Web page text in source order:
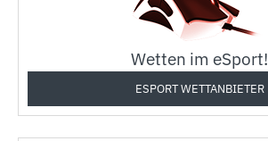
Wetten im eSport!
ESPORT WETTANBIETER